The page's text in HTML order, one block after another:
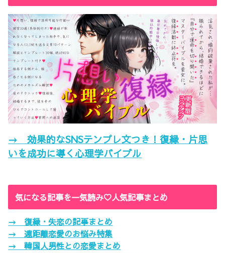
→ 効果的なSNSテンプレ文つき！復縁・片思
いを成功に導く心理学バイブル
気になる記事を一気読み♡人気記事まとめ
→ 復縁・失恋の記事まとめ
→ 遠距離恋愛のお悩み特集
→ 韓国人男性との恋愛まとめ